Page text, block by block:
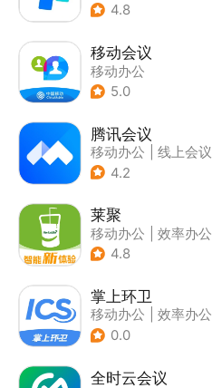
4.8
移动会议
移动办公
5.0
腾讯会议
移动办公
线上会议
4.2
莱聚
移动办公
效率办公
4.8
掌上环卫
移动办公
效率办公
0.0
全时云会议